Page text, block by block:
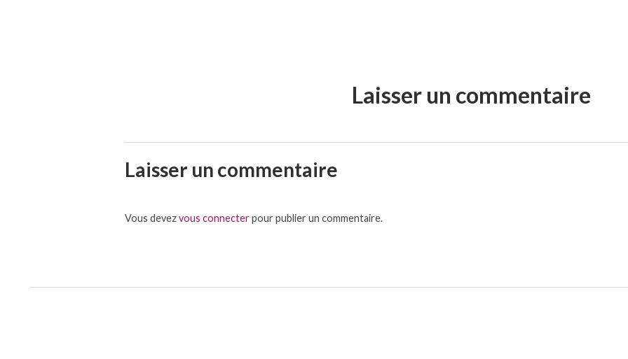
Laisser un commentaire
Laisser un commentaire
Vous devezvous connecterpour publier un commentaire.